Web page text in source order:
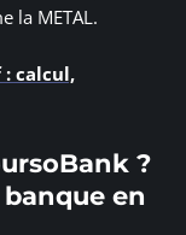
la METAL.
calcul,
?
en